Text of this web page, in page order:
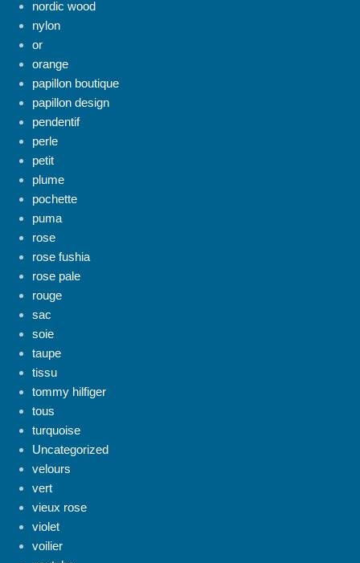
nordic wood
nylon
or
orange
papillon boutique
papillon design
pendentif
perle
petit
plume
pochette
puma
rose
rose fushia
rose pale
rouge
sac
soie
taupe
tissu
tommy hilfiger
tous
turquoise
Uncategorized
velours
vert
vieux rose
violet
voilier